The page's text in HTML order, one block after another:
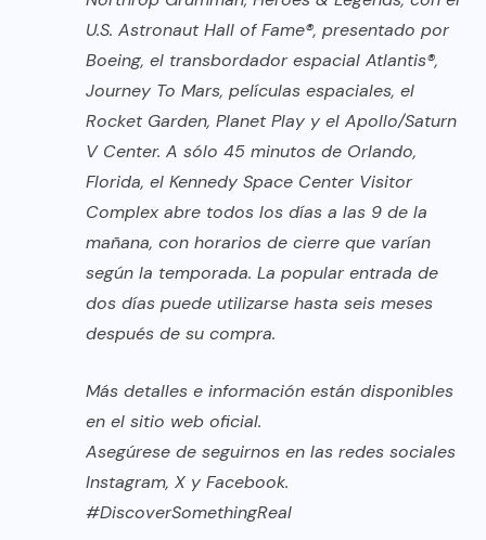
U.S. Astronaut Hall of Fame®, presentado por
Boeing, el transbordador espacial Atlantis®,
Journey To Mars, películas espaciales, el
Rocket Garden, Planet Play y el Apollo/Saturn
V Center. A sólo 45 minutos de Orlando,
Florida, el Kennedy Space Center Visitor
Complex abre todos los días a las 9 de la
mañana, con horarios de cierre que varían
según la temporada. La popular entrada de
dos días puede utilizarse hasta seis meses
después de su compra.
Más detalles e información están disponibles
en el sitio web oficial.
Asegúrese de seguirnos en las redes sociales
Instagram, X y Facebook.
#DiscoverSomethingReal